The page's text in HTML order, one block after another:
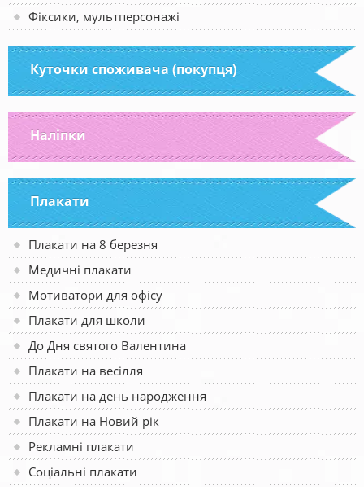
Фіксики, мультперсонажі
Куточки споживача (покупця)
Наліпки
Плакати
Плакати на 8 березня
Медичні плакати
Мотиватори для офісу
Плакати для школи
До Дня святого Валентина
Плакати на весілля
Плакати на день народження
Плакати на Новий рік
Рекламні плакати
Соціальні плакати